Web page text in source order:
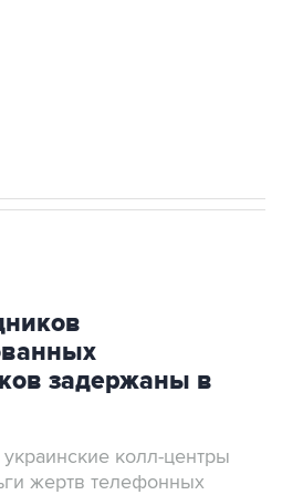
задержаны в
колл-центры
жертв телефонных